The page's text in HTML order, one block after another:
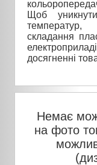
Щоб
складання
досягненні
Немає
на фото